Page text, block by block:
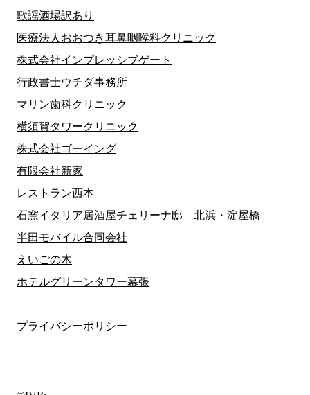
歌謡酒場訳あり
医療法人おおつき耳鼻咽喉科クリニック
株式会社インプレッシブゲート
行政書士ウチダ事務所
マリン歯科クリニック
横須賀タワークリニック
株式会社ゴーイング
有限会社新家
レストラン西本
石窯イタリア居酒屋チェリーナ邸 北浜・淀屋橋
半田モバイル合同会社
えいごの木
ホテルグリーンタワー幕張
プライバシーポリシー